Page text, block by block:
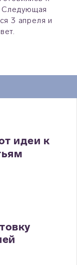
Следующая
3 апреля и
идеи к